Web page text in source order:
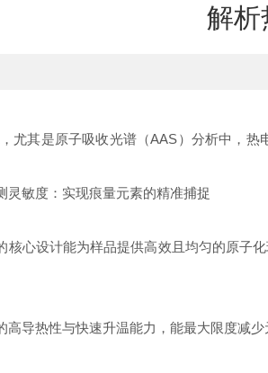
解析
尤其是原子吸收光谱（AAS）分析中，
灵敏度：实现痕量元素的精准捕捉
核心设计能为样品提供高效且均匀的原
高导热性与快速升温能力，能最大限度减